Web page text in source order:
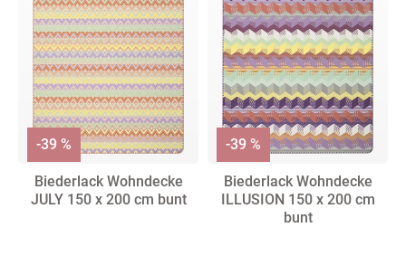
Biederlack Wohndecke
JULY 150 x 200 cm bunt
-39 %
Biederlack Wohndecke
ILLUSION 150 x 200 cm
bunt
-39 %